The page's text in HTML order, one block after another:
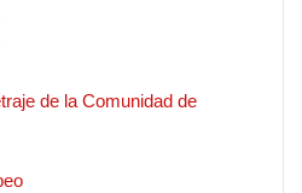
de la Comunidad de